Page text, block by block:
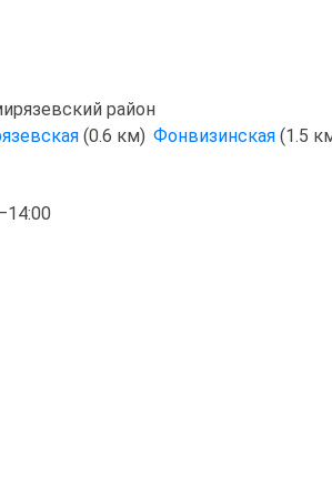
район
(0.6 км) Фонвизинская (1.5